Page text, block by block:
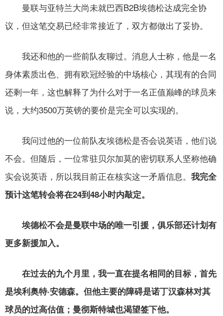
曼联与亚特兰大尚未就巴西B2B埃德松达成完全协
议，但这笔交易已经非常接近了，双方都做出了妥协。
我还和他的一些前队友聊过。消息人士称，他是一名
身体素质出色、拥有欧冠经验的中场核心，其现有的合同
还剩一年，这也解释了为什么对于一名正值巅峰的球员来
说，大约3500万英镑的要价是完全可以实现的。
我问过他的一位前队友埃德松是否会说英语，他们说
不会。但随后，一位常驻贝尔加莫的密切联系人坚称他确
实会说英语，所以我目前正在核实这一矛盾信息。 我完全
预计这笔转会将在24到48小时内敲定。
埃德松不会是曼联中场的唯一引援，俱乐部还计划有
更多新援加入。
在过去的九个月里，我一直在提名相同的目标，首先
是埃利奥特·安德森。但他主要的障碍是诺丁汉森林对其
球员的过高估值；曼彻斯特城也渴望签下他。